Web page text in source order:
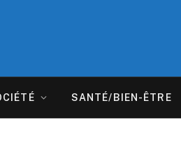
SANTÉ/BIEN-ÊTRE